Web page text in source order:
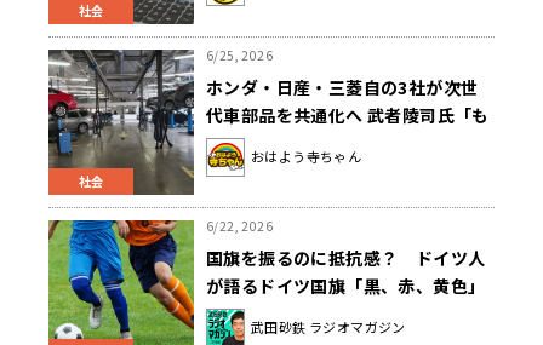
社会
社会
6/25, 2026
ホンダ・日産・三菱自の3社が次世
代車部品を共通化へ 武者陵司氏「も
う争っても仕方ない時代ですから」
おはよう寺ちゃん
6/22, 2026
国旗を振るのに抵抗感？ ドイツ人
が語るドイツ国旗「黒、赤、黄色」
ではない色の由来
武田砂鉄 ラジオマガジン